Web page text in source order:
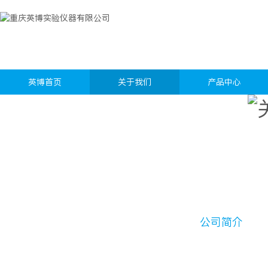
英博首页 关于我们 产品中心
公司简介